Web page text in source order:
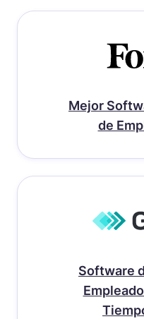
Mejor
de
Software